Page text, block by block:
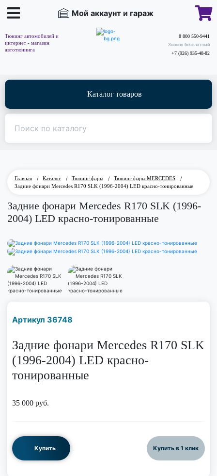
Мой аккаунт и гараж
Тюнинг автомобилей и
интернет - магазин
автотюнинга
8 800 550-9441
Звонок бесплатный
+7 (926) 935-48-82
Каталог товаров
Главная / Каталог / Тюнинг фары / Тюнинг фары MERCEDES
/
Задние фонари Mercedes R170 SLK (1996-2004) LED красно-тонированные
Задние фонари Mercedes R170 SLK (1996-
2004) LED красно-тонированные
Артикул 36748
Задние фонари Mercedes R170 SLK
(1996-2004) LED красно-
тонированные
35 000 руб.
Купить Купить в 1 клик